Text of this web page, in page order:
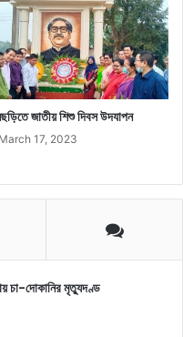
জাতীয় শিশু দিবস উদযাপন
March 17, 2023
চা-দোকানির মৃত্যুদণ্ড